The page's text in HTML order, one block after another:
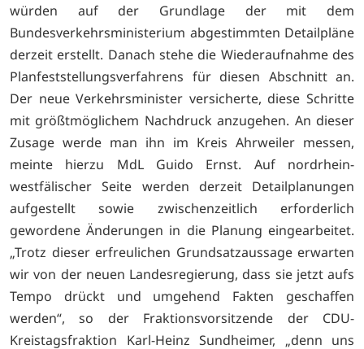
würden auf der Grundlage der mit dem
Bundesverkehrsministerium abgestimmten Detailpläne
derzeit erstellt. Danach stehe die Wiederaufnahme des
Planfeststellungsverfahrens für diesen Abschnitt an.
Der neue Verkehrsminister versicherte, diese Schritte
mit größtmöglichem Nachdruck anzugehen. An dieser
Zusage werde man ihn im Kreis Ahrweiler messen,
meinte hierzu MdL Guido Ernst. Auf nordrhein-
westfälischer Seite werden derzeit Detailplanungen
aufgestellt sowie zwischenzeitlich erforderlich
gewordene Änderungen in die Planung eingearbeitet.
„Trotz dieser erfreulichen Grundsatzaussage erwarten
wir von der neuen Landesregierung, dass sie jetzt aufs
Tempo drückt und umgehend Fakten geschaffen
werden“, so der Fraktionsvorsitzende der CDU-
Kreistagsfraktion Karl-Heinz Sundheimer, „denn uns